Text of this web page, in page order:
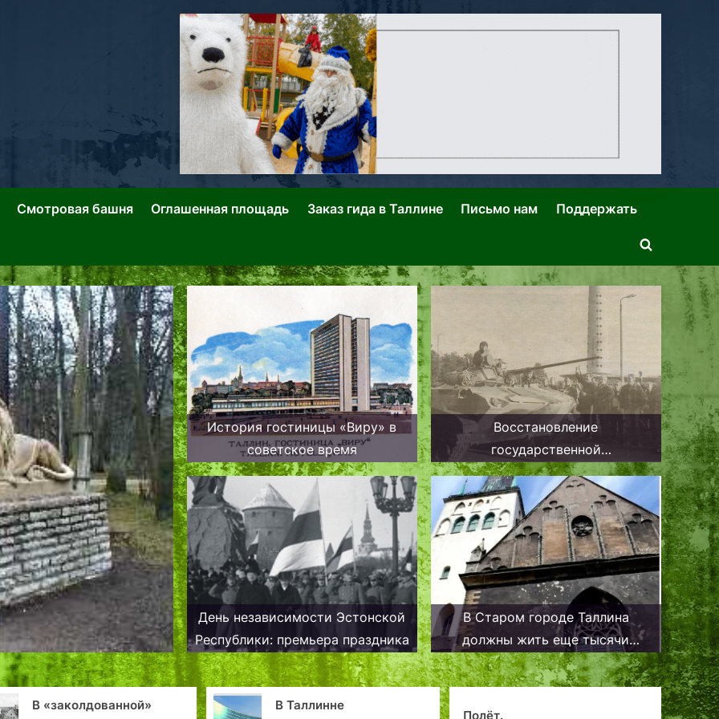
Переулки Городских Легенд
Смотровая башня Оглашенная площадь Заказ гида в Таллине Письмо нам Поддержать
Toggle
search
История гостиницы «Виру» в
советское время
Восстановление
государственной
независимости: вехи на
таллиннской карте
День независимости Эстонской
Республики: премьера праздника
В Старом городе Таллина
должны жить еще тысячи
людей, а дома нужно отобрать у
недобросовестных владельцев
В «заколдованной»
В Таллинне
Полёт.